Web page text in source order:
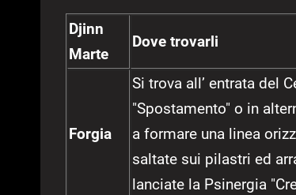
Djinn
Marte
Dove trovarli
Forgia
Si trova all’ entrata del
"Spostamento" o in
a formare una linea
saltate sui pilastri ed
lanciate la Psinergia